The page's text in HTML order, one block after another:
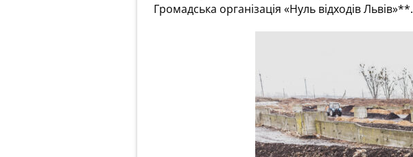
Громадська організація «Нуль відходів Львів»**.